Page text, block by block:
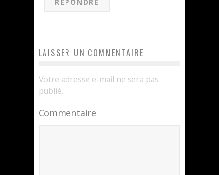
RÉPONDRE
LAISSER UN COMMENTAIRE
Votre adresse e-mail ne sera pas
publié.
Commentaire